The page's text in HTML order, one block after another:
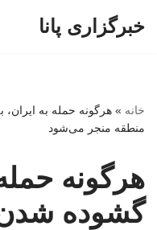
خبرگزاری پانا
خانه » هرگونه حمله به
منطقه منجر می‌شود
هرگونه
گشوده شدن